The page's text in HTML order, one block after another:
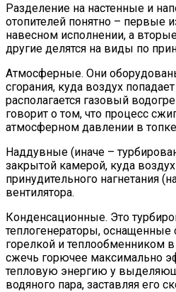
Разделение на настенные и
отопителей понятно – первые
навесном исполнении, а
другие делятся на виды по
Атмосферные. Они
сгорания, куда воздух
располагается газовый
говорит о том, что процесс
атмосферном давлении в
Наддувные (иначе –
закрытой камерой, куда
принудительного нагнетания
вентилятора.
Конденсационные. Это
теплогенераторы, оснащенные
горелкой и теплообменником
сжечь горючее максимально
тепловую энергию у
водяного пара, заставляя его